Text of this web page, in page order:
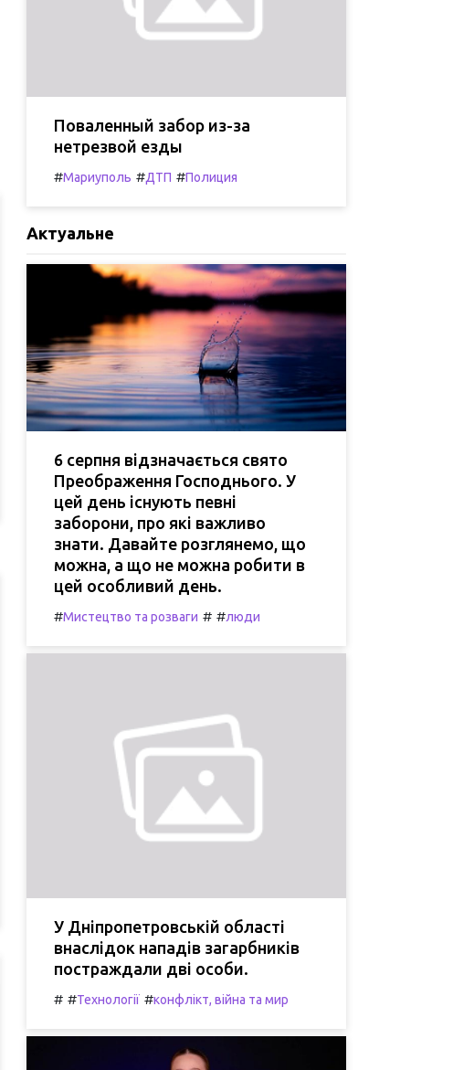
Поваленный забор из-за
нетрезвой езды
#Мариуполь #ДТП #Полиция
Актуальне
6 серпня відзначається свято
Преображення Господнього. У
цей день існують певні
заборони, про які важливо
знати. Давайте розглянемо, що
можна, а що не можна робити в
цей особливий день.
#Мистецтво та розваги # #люди
У Дніпропетровській області
внаслідок нападів загарбників
постраждали дві особи.
# #Технології #конфлікт, війна та мир